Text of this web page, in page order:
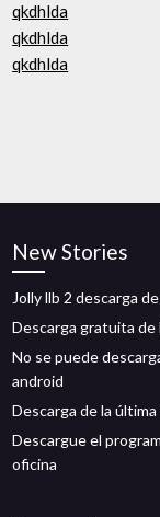
qkdhlda
qkdhlda
qkdhlda
New Stories
Jolly llb 2 descarga
Descarga gratuita
No se puede
android
Descarga de la
Descargue el
oficina